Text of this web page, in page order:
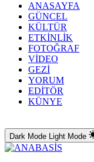
ANASAYFA
GÜNCEL
KÜLTÜR
ETKİNLİK
FOTOĞRAF
VİDEO
GEZİ
YORUM
EDİTÖR
KÜNYE
Dark Mode Light Mode